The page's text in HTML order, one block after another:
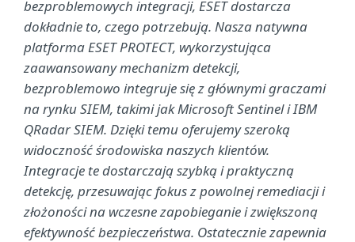
bezproblemowych integracji, ESET dostarcza
dokładnie to, czego potrzebują. Nasza natywna
platforma ESET PROTECT, wykorzystująca
zaawansowany mechanizm detekcji,
bezproblemowo integruje się z głównymi graczami
na rynku SIEM, takimi jak Microsoft Sentinel i IBM
QRadar SIEM. Dzięki temu oferujemy szeroką
widoczność środowiska naszych klientów.
Integracje te dostarczają szybką i praktyczną
detekcję, przesuwając fokus z powolnej remediacji i
złożoności na wczesne zapobieganie i zwiększoną
efektywność bezpieczeństwa. Ostatecznie zapewnia